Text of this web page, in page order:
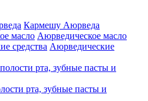
Кармешу Аюрведа
Аюрведическое масло
Аюрведические
рта, зубные пасты и